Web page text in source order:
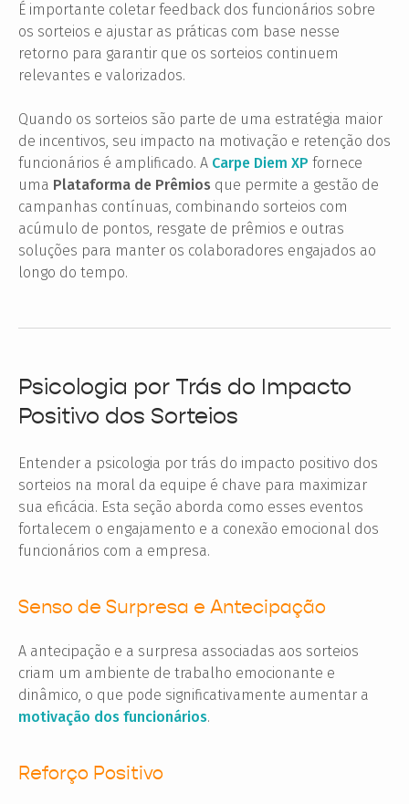
É importante coletar feedback dos funcionários sobre
os sorteios e ajustar as práticas com base nesse
retorno para garantir que os sorteios continuem
relevantes e valorizados.
Quando os sorteios são parte de uma estratégia maior
de incentivos, seu impacto na motivação e retenção dos
funcionários é amplificado. A Carpe Diem XP fornece
uma Plataforma de Prêmios que permite a gestão de
campanhas contínuas, combinando sorteios com
acúmulo de pontos, resgate de prêmios e outras
soluções para manter os colaboradores engajados ao
longo do tempo.
Psicologia por Trás do Impacto
Positivo dos Sorteios
Entender a psicologia por trás do impacto positivo dos
sorteios na moral da equipe é chave para maximizar
sua eficácia. Esta seção aborda como esses eventos
fortalecem o engajamento e a conexão emocional dos
funcionários com a empresa.
Senso de Surpresa e Antecipação
A antecipação e a surpresa associadas aos sorteios
criam um ambiente de trabalho emocionante e
dinâmico, o que pode significativamente aumentar a
motivação dos funcionários.
Reforço Positivo